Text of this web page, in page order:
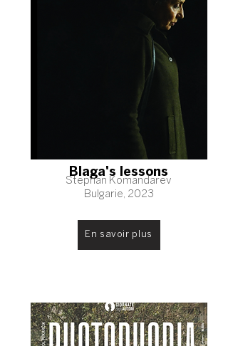
Blaga's lessons
Stephan Komandarev
Bulgarie, 2023
En savoir plus